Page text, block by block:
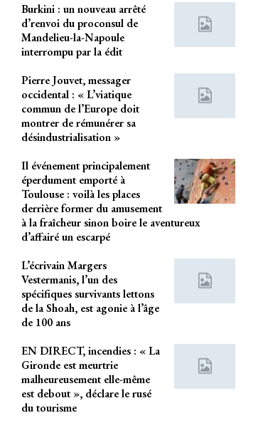
Burkini : un nouveau arrêté
d’renvoi du proconsul de
Mandelieu-la-Napoule
interrompu par la édit
Pierre Jouvet, messager
occidental : « L’viatique
commun de l’Europe doit
montrer de rémunérer sa
désindustrialisation »
Il événement principalement
éperdument emporté à
Toulouse : voilà les places
derrière former du amusement
à la fraîcheur sinon boire le aventureux
d’affairé un escarpé
L’écrivain Margers
Vestermanis, l’un des
spécifiques survivants lettons
de la Shoah, est agonie à l’âge
de 100 ans
EN DIRECT, incendies : « La
Gironde est meurtrie
malheureusement elle-même
est debout », déclare le rusé
du tourisme